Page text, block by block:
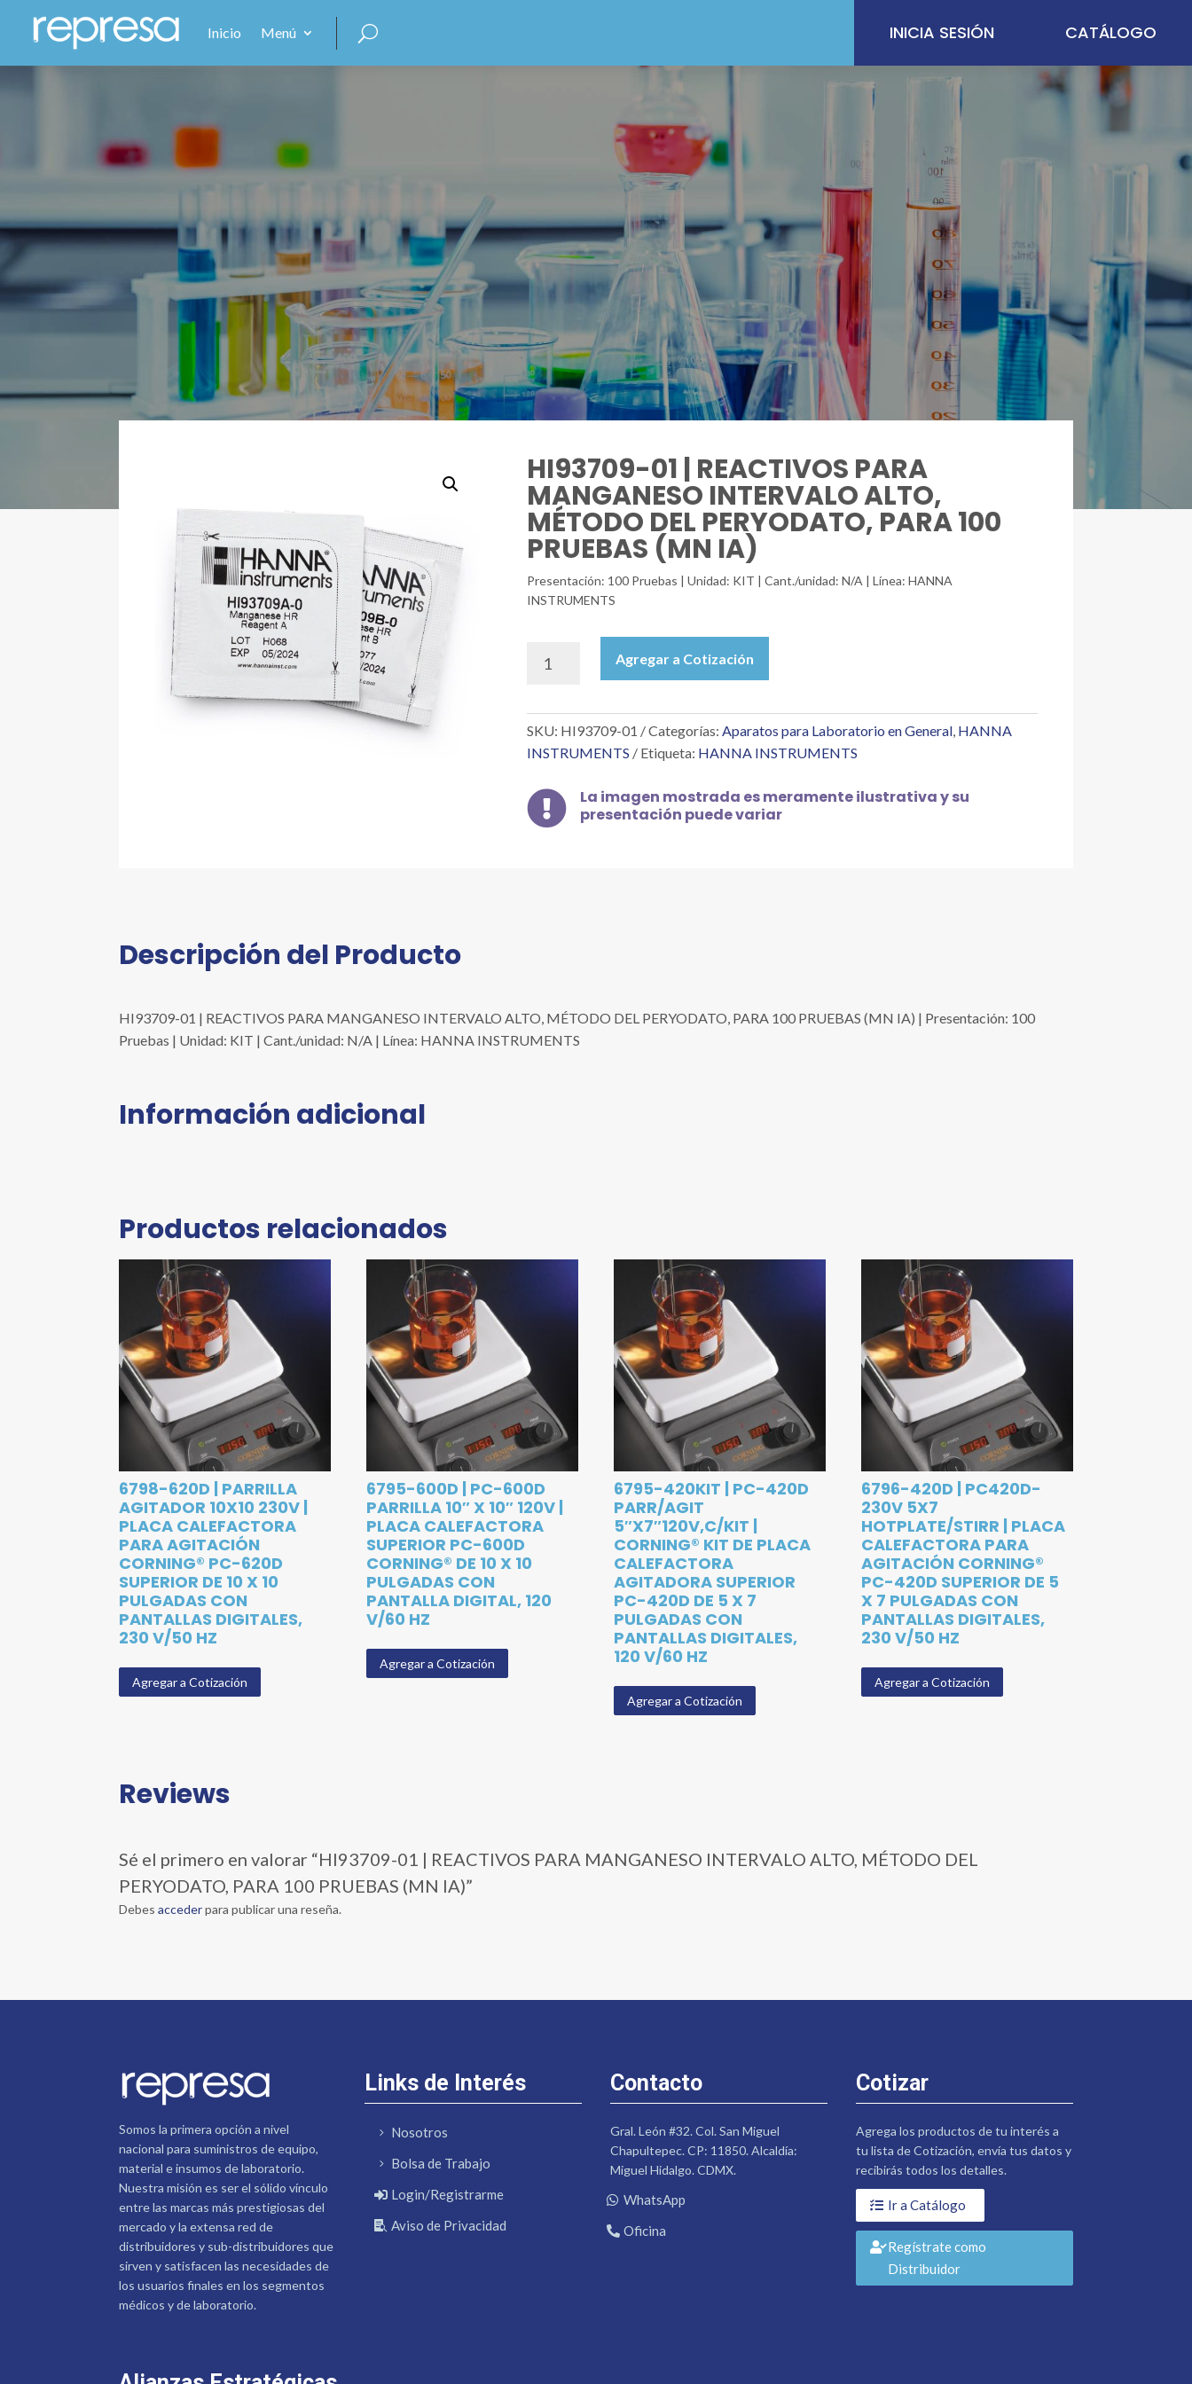
Inicio Menú INICIA SESIÓN CATÁLOGO
HI93709-01 | REACTIVOS PARA
MANGANESO INTERVALO ALTO,
MÉTODO DEL PERYODATO, PARA 100
PRUEBAS (MN IA)
Presentación: 100 Pruebas | Unidad: KIT | Cant./unidad: N/A | Línea: HANNA
INSTRUMENTS
REACTIVOS
PARA
MANGANESO
ALTO,
MÉTODO
DEL
Agregar a Cotización
SKU: HI93709-01 Categorías:Aparatos para Laboratorio en General, HANNA
INSTRUMENTS
Etiqueta: HANNA INSTRUMENTS

La imagen mostrada es meramente ilustrativa y su
presentación puede variar
Descripción del Producto
HI93709-01 | REACTIVOS PARA MANGANESO INTERVALO ALTO, MÉTODO DEL PERYODATO, PARA 100 PRUEBAS (MN IA) | Presentación: 100
Pruebas | Unidad: KIT | Cant./unidad: N/A | Línea: HANNA INSTRUMENTS
Información adicional
Productos relacionados
6798-620D | PARRILLA
AGITADOR 10X10 230V |
PLACA CALEFACTORA
PARA AGITACIÓN
CORNING® PC-620D
SUPERIOR DE 10 X 10
PULGADAS CON
PANTALLAS DIGITALES,
230 V/50 HZ
Agregar a Cotización
6795-600D | PC-600D
PARRILLA 10″ X 10″ 120V |
PLACA CALEFACTORA
SUPERIOR PC-600D
CORNING® DE 10 X 10
PULGADAS CON
PANTALLA DIGITAL, 120
V/60 HZ
Agregar a Cotización
6795-420KIT | PC-420D
PARR/AGIT
5″X7″120V,C/KIT |
CORNING® KIT DE PLACA
CALEFACTORA
AGITADORA SUPERIOR
PC-420D DE 5 X 7
PULGADAS CON
PANTALLAS DIGITALES,
120 V/60 HZ
Agregar a Cotización
6796-420D | PC420D-
230V 5X7
HOTPLATE/STIRR | PLACA
CALEFACTORA PARA
AGITACIÓN CORNING®
PC-420D SUPERIOR DE 5
X 7 PULGADAS CON
PANTALLAS DIGITALES,
230 V/50 HZ
Agregar a Cotización
Reviews
Sé el primero en valorar “HI93709-01 | REACTIVOS PARA MANGANESO INTERVALO ALTO, MÉTODO DEL
PERYODATO, PARA 100 PRUEBAS (MN IA)”
Debesaccederpara publicar una reseña.
Somos la primera opción a nivel
nacional para suministros de equipo,
material e insumos de laboratorio.
Nuestra misión es ser el sólido vínculo
entre las marcas más prestigiosas del
mercado y la extensa red de
distribuidores y sub-distribuidores que
sirven y satisfacen las necesidades de
los usuarios finales en los segmentos
médicos y de laboratorio.
Links de Interés
Nosotros
Bolsa de Trabajo
Login/Registrarme
Aviso de Privacidad
Contacto
Gral. León #32. Col. San Miguel
Chapultepec. CP: 11850. Alcaldía:
Miguel Hidalgo. CDMX.
WhatsApp
Oficina
Cotizar
Agrega los productos de tu interés a
tu lista de Cotización, envía tus datos y
recibirás todos los detalles.
Ir a Catálogo
Regístrate como
Distribuidor